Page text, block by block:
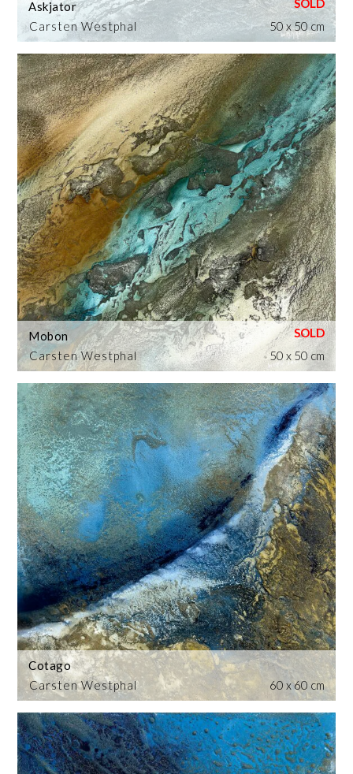
Carsten Westphal
Askjator
50 x 50 cm
Carsten Westphal
Mobon
50 x 50 cm
Carsten Westphal
Cotago
60 x 60 cm